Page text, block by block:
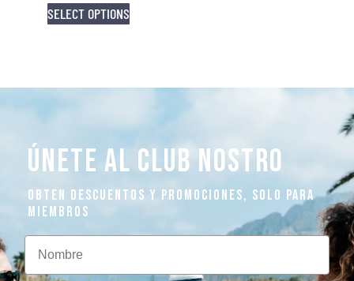
SELECT OPTIONS
ÚNETE AL CLUB NOSTRO
OBTEN DESCUENTOS Y PROMOCIONES, SOLO PARA
MIEMBROS
Nombre